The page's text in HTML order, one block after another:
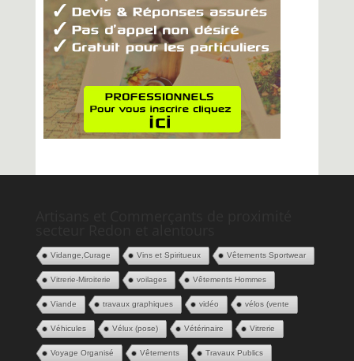
Vidange,Curage Vins et Spiritueux Vêtements Sportwear
Vitrerie-Miroiterie voilages Vêtements Hommes
Viande travaux graphiques vidéo vélos (vente
Véhicules Vélux (pose) Vétérinaire Vitrerie
Voyage Organisé Vêtements Travaux Publics